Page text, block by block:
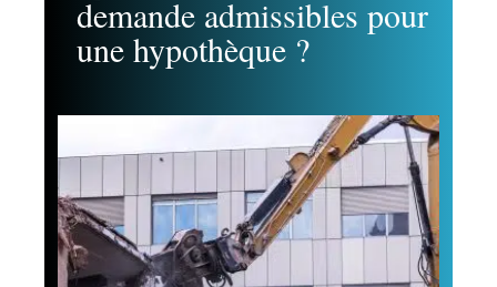
demande admissibles pour
une hypothèque ?